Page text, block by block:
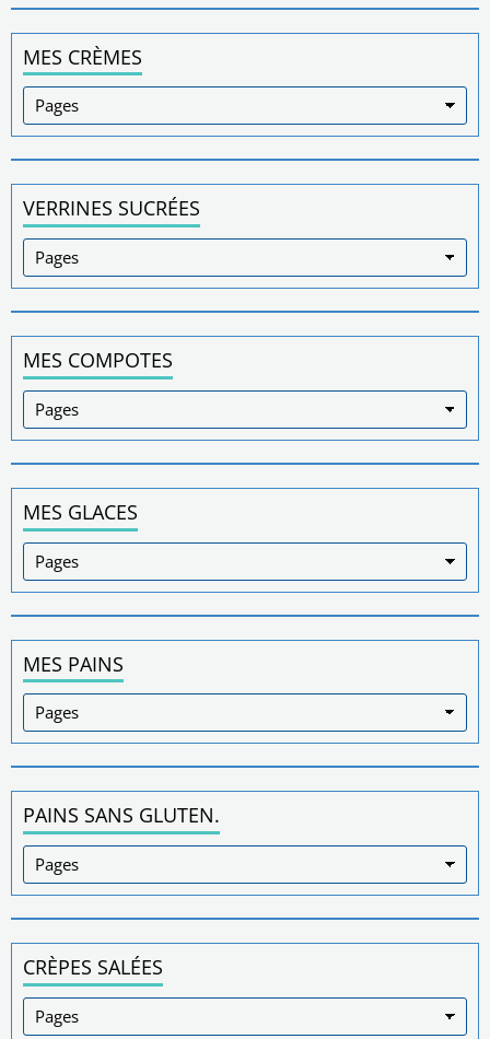
MES CRÈMES
VERRINES SUCRÉES
MES COMPOTES
MES GLACES
MES PAINS
PAINS SANS GLUTEN.
CRÈPES SALÉES